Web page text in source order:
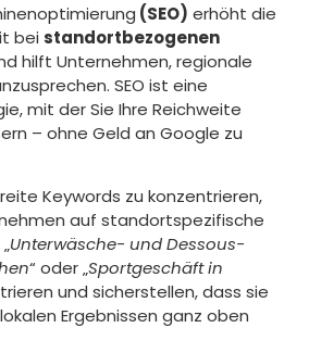
(SEO) erhöht die
bei standortbezogenen
hilft Unternehmen, regionale
SEO ist eine
mit der Sie Ihre Reichweite
– ohne Geld an Google zu
Keywords zu konzentrieren,
auf standortspezifische
Unterwäsche- und Dessous-
“ oder „Sportgeschäft in
und sicherstellen, dass sie
Ergebnissen ganz oben